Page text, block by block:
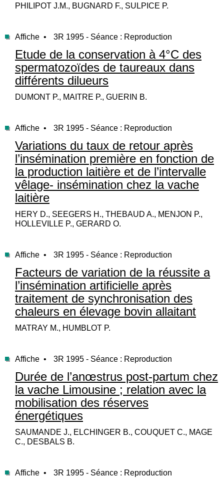
PHILIPOT J.M., BUGNARD F., SULPICE P.
Affiche • 3R 1995 - Séance : Reproduction
Etude de la conservation à 4°C des
spermatozoïdes de taureaux dans
différents dilueurs
DUMONT P., MAITRE P., GUERIN B.
Affiche • 3R 1995 - Séance : Reproduction
Variations du taux de retour après
l’insémination première en fonction de
la production laitière et de l’intervalle
vêlage- insémination chez la vache
laitière
HERY D., SEEGERS H., THEBAUD A., MENJON P.,
HOLLEVILLE P., GERARD O.
Affiche • 3R 1995 - Séance : Reproduction
Facteurs de variation de la réussite a
l’insémination artificielle après
traitement de synchronisation des
chaleurs en élevage bovin allaitant
MATRAY M., HUMBLOT P.
Affiche • 3R 1995 - Séance : Reproduction
Durée de l’anœstrus post-partum chez
la vache Limousine ; relation avec la
mobilisation des réserves
énergétiques
SAUMANDE J., ELCHINGER B., COUQUET C., MAGE
C., DESBALS B.
Affiche • 3R 1995 - Séance : Reproduction